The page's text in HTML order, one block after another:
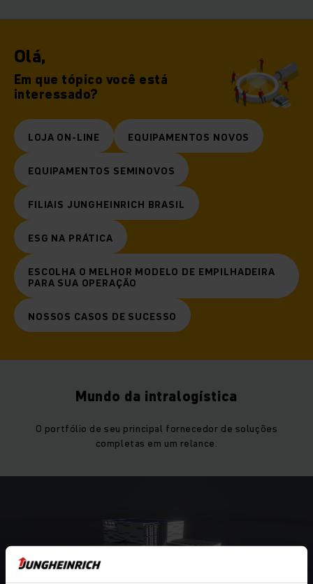
Olá,
Em que tópico você está
interessado?
LOJA ON-LINE EQUIPAMENTOS NOVOS
EQUIPAMENTOS SEMINOVOS
FILIAIS JUNGHEINRICH BRASIL
ESG NA PRÁTICA
ESCOLHA O MELHOR MODELO DE EMPILHADEIRA
PARA SUA OPERAÇÃO
NOSSOS CASOS DE SUCESSO
Mundo da intralogística
O portfólio de seu principal fornecedor de soluções
completas em um relance.